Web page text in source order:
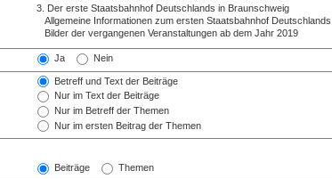
Ja Nein
Betreff und Text der Beiträge
Nur im Text der Beiträge
Nur im Betreff der Themen
Nur im ersten Beitrag der Themen
Beiträge Themen